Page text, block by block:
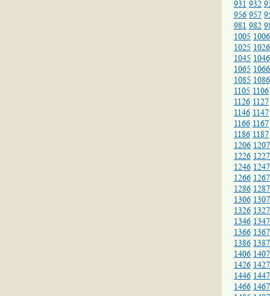
931 932
956 957
981 982
1005 1006
1025 1026
1045 1046
1065 1066
1085 1086
1105 1106
1126 1127
1146 1147
1166 1167
1186 1187
1206 1207
1226 1227
1246 1247
1266 1267
1286 1287
1306 1307
1326 1327
1346 1347
1366 1367
1386 1387
1406 1407
1426 1427
1446 1447
1466 1467